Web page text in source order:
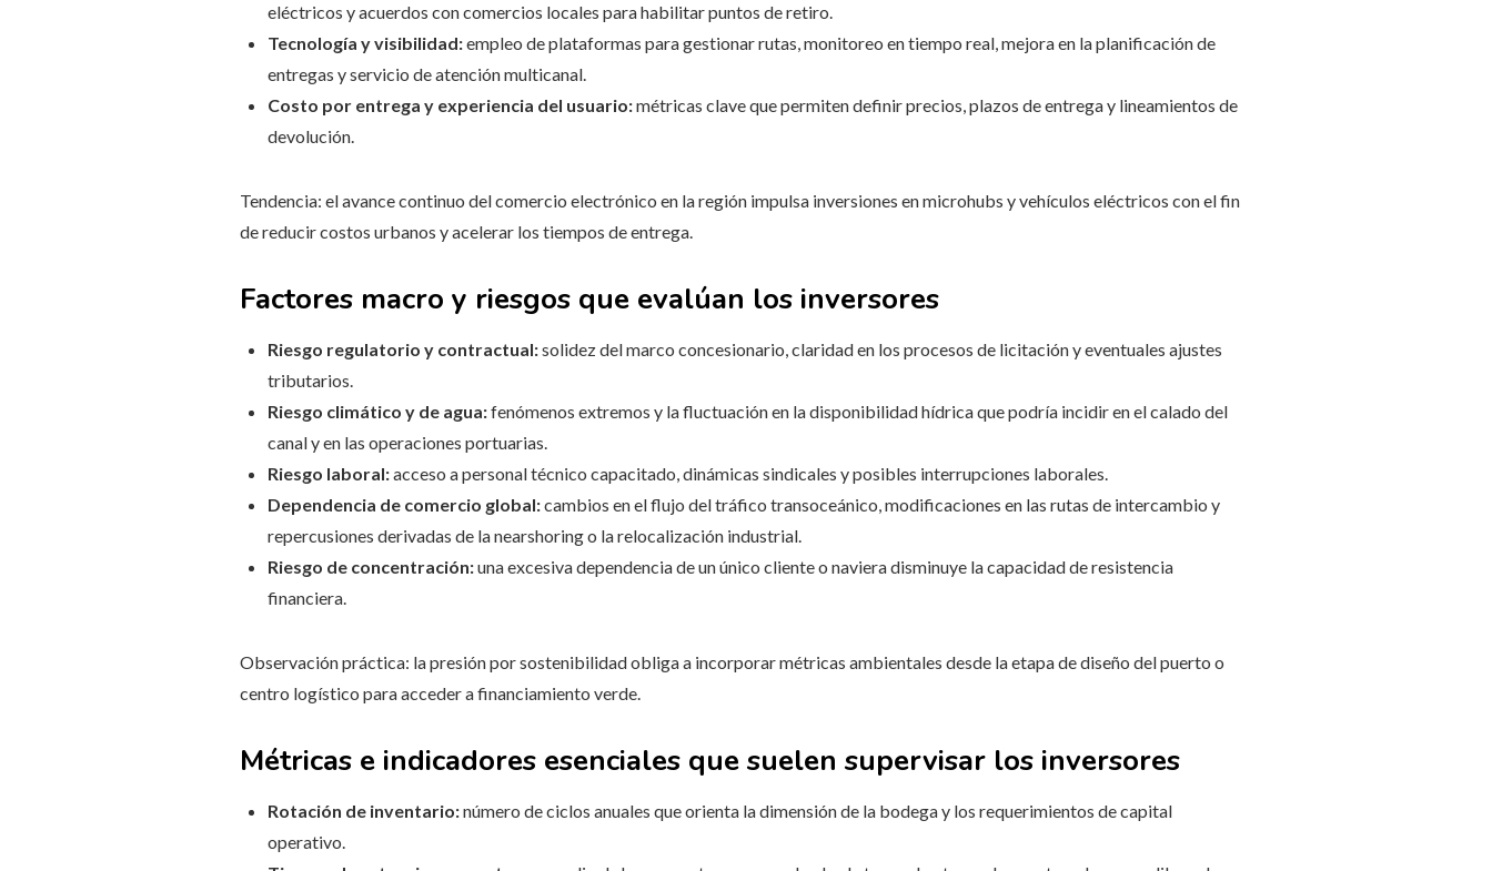
eléctricos y acuerdos con comercios locales para habilitar puntos de retiro.
Tecnología y visibilidad:empleo de plataformas para gestionar rutas, monitoreo en tiempo real, mejora en la planificación de
entregas y servicio de atención multicanal.
Costo por entrega y experiencia del usuario:métricas clave que permiten definir precios, plazos de entrega y lineamientos de
devolución.
Tendencia: el avance continuo del comercio electrónico en la región impulsa inversiones en microhubs y vehículos eléctricos con el fin
de reducir costos urbanos y acelerar los tiempos de entrega.
Factores macro y riesgos que evalúan los inversores
Riesgo regulatorio y contractual:solidez del marco concesionario, claridad en los procesos de licitación y eventuales ajustes
tributarios.
Riesgo climático y de agua:fenómenos extremos y la fluctuación en la disponibilidad hídrica que podría incidir en el calado del
canal y en las operaciones portuarias.
Riesgo laboral:acceso a personal técnico capacitado, dinámicas sindicales y posibles interrupciones laborales.
Dependencia de comercio global:cambios en el flujo del tráfico transoceánico, modificaciones en las rutas de intercambio y
repercusiones derivadas de la nearshoring o la relocalización industrial.
Riesgo de concentración:una excesiva dependencia de un único cliente o naviera disminuye la capacidad de resistencia
financiera.
Observación práctica: la presión por sostenibilidad obliga a incorporar métricas ambientales desde la etapa de diseño del puerto o
centro logístico para acceder a financiamiento verde.
Métricas e indicadores esenciales que suelen supervisar los inversores
Rotación de inventario:número de ciclos anuales que orienta la dimensión de la bodega y los requerimientos de capital
operativo.